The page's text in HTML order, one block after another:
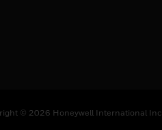
© 2026 Honeywell International Inc